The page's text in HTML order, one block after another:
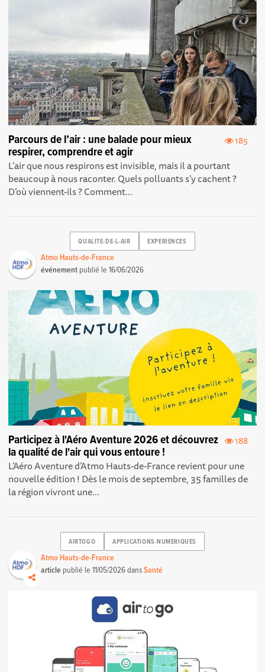
185
Parcours de l’air : une balade pour mieux
respirer, comprendre et agir
L’air que nous respirons est invisible, mais il a pourtant
beaucoup à nous raconter. Quels polluants s’y cachent ?
D’où viennent-ils ? Comment...
QUALITE-DE-L-AIR EXPERIENCES
Atmo Hauts-de-France
événement publié le16/06/2026
188
Participez à l'Aéro Aventure 2026 et découvrez
la qualité de l'air qui vous entoure !
L’Aéro Aventure d’Atmo Hauts-de-France revient pour une
nouvelle édition ! Dès le mois de septembre, 35 familles de
la région vivront une...
AIRTOGO APPLICATIONS-NUMERIQUES
Atmo Hauts-de-France
article publié le11/05/2026dansSanté